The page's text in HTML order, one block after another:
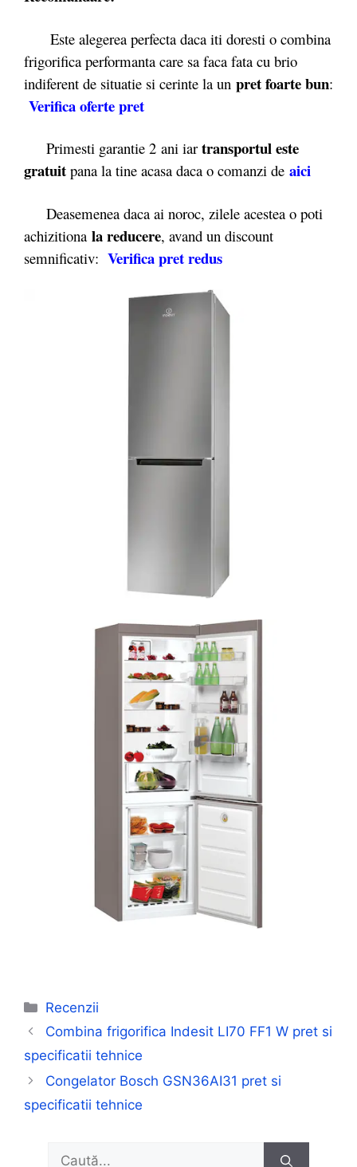
Este alegerea perfecta daca iti doresti o combina
frigorifica performanta care sa faca fata cu brio
indiferent de situatie si cerinte la un pret foarte bun:
Verifica oferte pret
Primesti garantie 2 ani iar transportul este
gratuit pana la tine acasa daca o comanzi de aici
Deasemenea daca ai noroc, zilele acestea o poti
achizitiona la reducere, avand un discount
semnificativ: Verifica pret redus
Categorii
Recenzii
Combina frigorifica Indesit LI70 FF1 W pret si
specificatii tehnice
Congelator Bosch GSN36AI31 pret si
specificatii tehnice
Caută